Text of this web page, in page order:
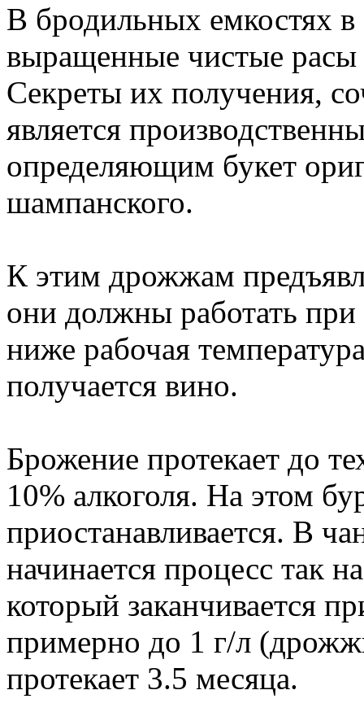
В бродильных емкостях в
выращенные чистые
Секреты их получения,
является
определяющим букет
шампанского.
К этим дрожжам
они должны работать
ниже рабочая
получается вино.
Брожение протекает до
10% алкоголя. На этом
приостанавливается. В
начинается процесс так
который заканчивается
примерно до 1 г/л
протекает 3.5 месяца.